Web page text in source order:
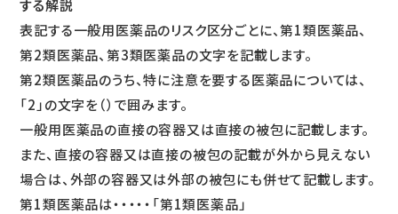
する解説
表記する一般用医薬品のリスク区分ごとに、第1類医薬品、
第2類医薬品、第3類医薬品の文字を記載します。
第2類医薬品のうち、特に注意を要する医薬品については、
「2」の文字を（）で囲みます。
一般用医薬品の直接の容器又は直接の被包に記載します。
また、直接の容器又は直接の被包の記載が外から見えない
場合は、外部の容器又は外部の被包にも併せて記載します。
第1類医薬品は・・・・・「第1類医薬品」